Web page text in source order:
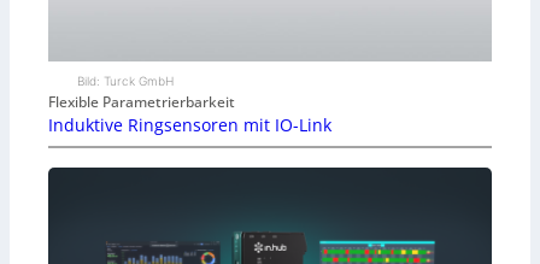
Bild: Turck GmbH
Flexible Parametrierbarkeit
Induktive Ringsensoren mit IO-Link